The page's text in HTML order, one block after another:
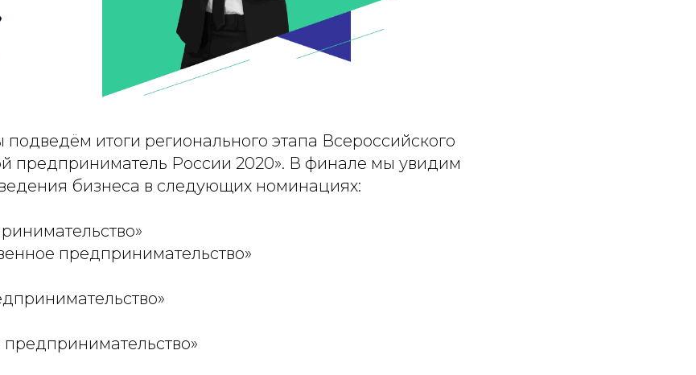
итоги регионального этапа Всероссийского
предприниматель России 2020». В финале мы увидим
бизнеса в следующих номинациях:
предпринимательство»